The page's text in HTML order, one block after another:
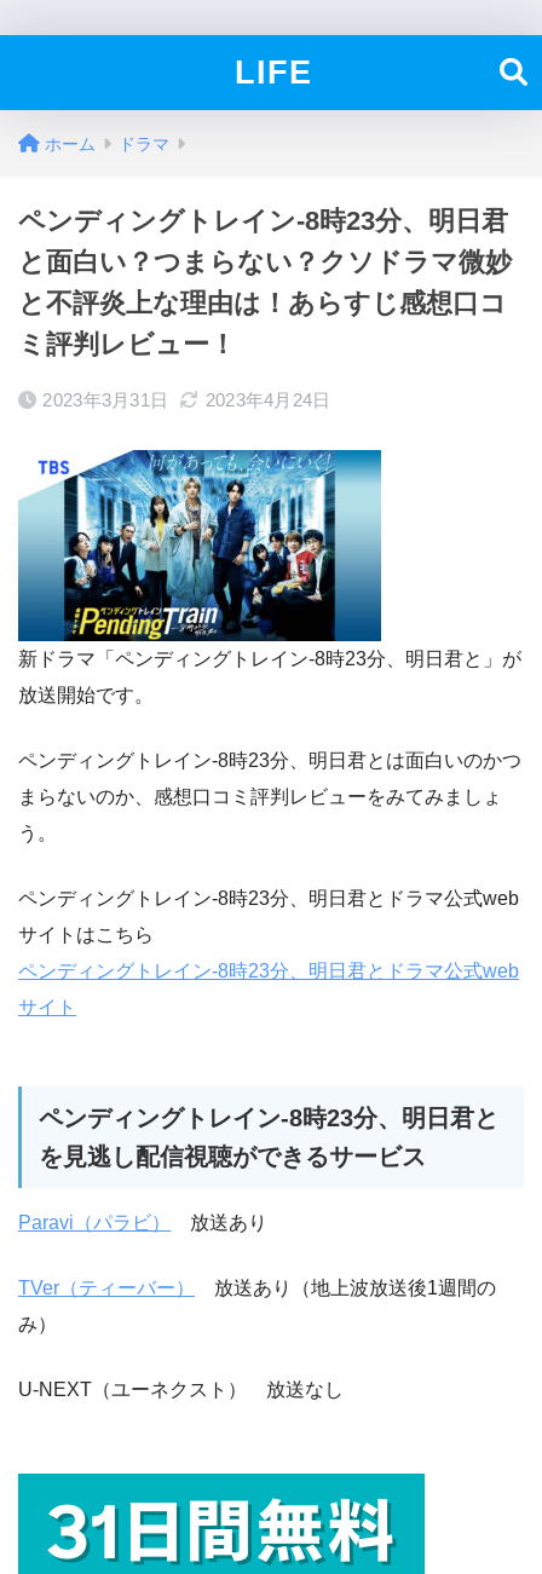
LIFE
ホーム ドラマ
ペンディングトレイン-8時23分、明日君
と面白い？つまらない？クソドラマ微妙
と不評炎上な理由は！あらすじ感想口コ
ミ評判レビュー！
2023年3月31日 2023年4月24日
新ドラマ「ペンディングトレイン-8時23分、明日君と」が
放送開始です。
ペンディングトレイン-8時23分、明日君とは面白いのかつ
まらないのか、感想口コミ評判レビューをみてみましょ
う。
ペンディングトレイン-8時23分、明日君とドラマ公式web
サイトはこちら
ペンディングトレイン-8時23分、明日君とドラマ公式web
サイト
ペンディングトレイン-8時23分、明日君と
を見逃し配信視聴ができるサービス
Paravi（パラビ） 放送あり
TVer（ティーバー）
放送あり（地上波放送後1週間の
み）
U-NEXT（ユーネクスト） 放送なし